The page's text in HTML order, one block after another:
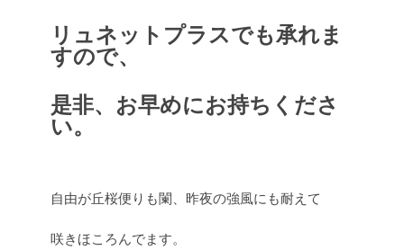
リュネットプラスでも承れま
すので、
是非、お早めにお持ちくださ
い。
自由が丘桜便りも闌、昨夜の強風にも耐えて
咲きほころんでます。